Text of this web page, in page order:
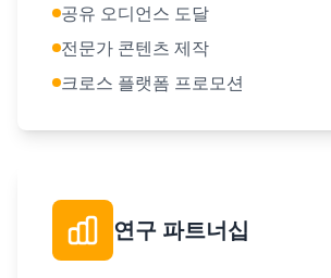
공유 오디언스 도달
전문가 콘텐츠 제작
크로스 플랫폼 프로모션
연구 파트너십